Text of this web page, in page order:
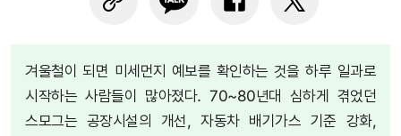
겨울철이 되면 미세먼지 예보를 확인하는 것을 하루 일과로
시작하는 사람들이 많아졌다. 70~80년대 심하게 겪었던
스모그는 공장시설의 개선, 자동차 배기가스 기준 강화,